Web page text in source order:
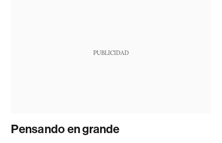
PUBLICIDAD
Pensando en grande